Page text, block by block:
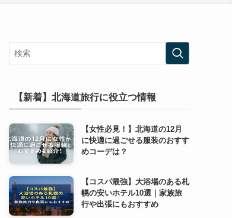
【新着】北海道旅行に役立つ情報
【女性必見！】北海道の12月
に快適に過ごせる服装のおすす
めコーデは？
【コスパ最強】大浴場のある札
幌の安いホテル10選｜家族旅
行や出張にもおすすめ